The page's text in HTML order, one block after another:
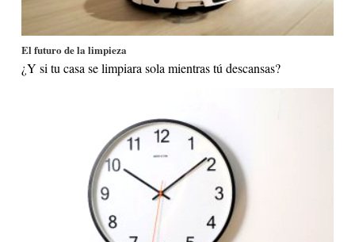
El futuro de la limpieza
¿Y si tu casa se limpiara sola mientras tú descansas?